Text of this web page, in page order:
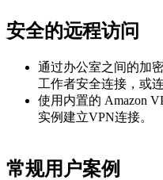
安全的远程访问
通过办公室之间的加
工作者安全连接，或
使用内置的 Amazon
实例建立VPN连接。
常规用户案例